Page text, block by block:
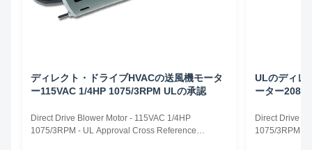
ディレクト・ドライブHVACの送風機モータ
ー115VAC 1/4HP 1075/3RPM ULの承認
Direct Drive Blower Motor - 115VAC 1/4HP
1075/3RPM - UL Approval Cross Reference
ULのディレ
ーター
Direct Drive
1075/3RPM -